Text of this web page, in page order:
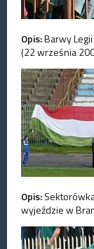
Opis:Barwy
(22 września
Opis:
wyjeździe w